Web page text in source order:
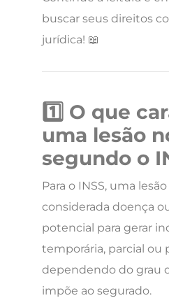
buscar seus direitos
jurídica! 📖
1️⃣ O que
uma lesão
segundo o
Para o INSS, uma
considerada doença
potencial para gerar
temporária, parcial ou
dependendo do grau
impõe ao segurado.